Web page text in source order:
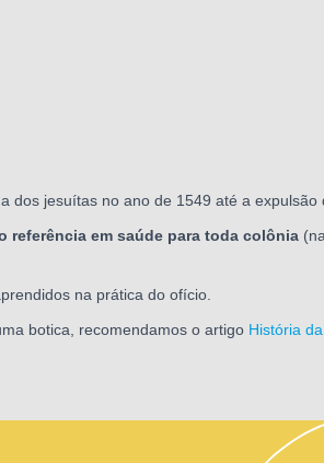
jesuítas no ano de 1549 até a expulsão
referência em saúde para toda colônia
na prática do ofício.
botica, recomendamos o artigo História